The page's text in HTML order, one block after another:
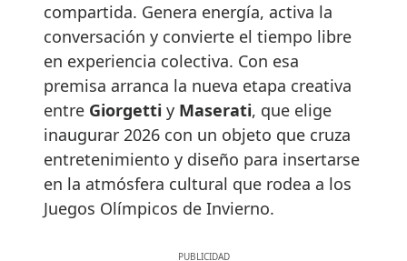
compartida. Genera energía, activa la
conversación y convierte el tiempo libre
en experiencia colectiva. Con esa
premisa arranca la nueva etapa creativa
entre Giorgetti y Maserati, que elige
inaugurar 2026 con un objeto que cruza
entretenimiento y diseño para insertarse
en la atmósfera cultural que rodea a los
Juegos Olímpicos de Invierno.